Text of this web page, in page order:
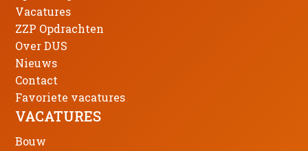
Vacatures
ZZP Opdrachten
Over DUS
Nieuws
Contact
Favoriete vacatures
VACATURES
Bouw